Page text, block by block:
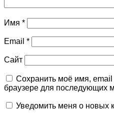
Имя *
Email *
Сайт
Сохранить моё имя, email
браузере для последующих
Уведомить меня о новых